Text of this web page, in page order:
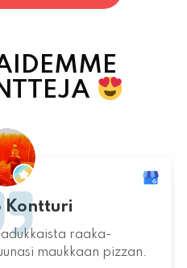
Rajasalo
ruoka,
ovat huippua ruuan